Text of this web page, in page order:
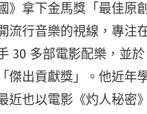
》拿下金馬獎「最佳原
流行音樂的視線，專注
30 多部電影配樂，並
傑出貢獻獎」。他近年
近也以電影《灼人秘密